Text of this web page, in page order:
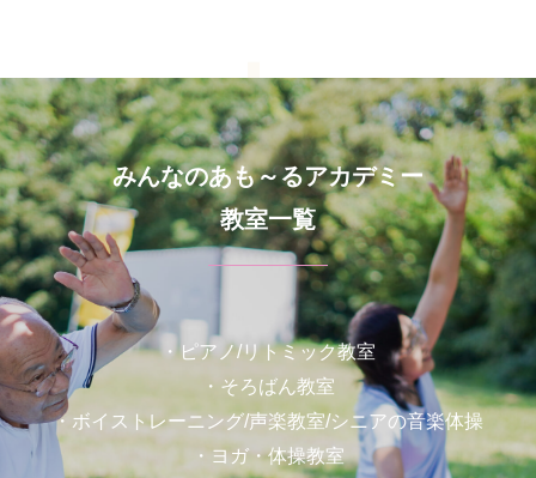
みんなのあも～るアカデミー
教室一覧
・ピアノ/リトミック教室
・そろばん教室
・ボイストレーニング/声楽教室/シニアの音楽体操
・ヨガ・体操教室